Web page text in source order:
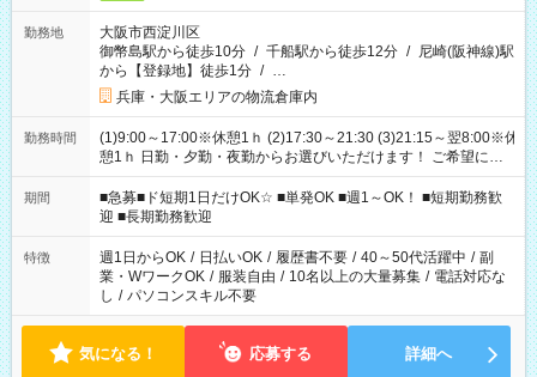
勤務地
大阪市西淀川区
御幣島駅から徒歩10分 / 千船駅から徒歩12分 / 尼崎(阪神線)駅
から【登録地】徒歩1分 / …
兵庫・大阪エリアの物流倉庫内
勤務時間
(1)9:00～17:00※休憩1ｈ (2)17:30～21:30 (3)21:15～翌8:00※休
憩1ｈ 日勤・夕勤・夜勤からお選びいただけます！ ご希望に合
わせて働けるお仕事です(*^^*) 【その他選べる勤務時間】 8-17
時/9-17時/9-18時/10-18時/11-21時/18-22時/20-翌4時/21-翌5
時/22-翌6時/0-翌8時 ご自身のご都合で選んで頂ける完全自由シ
フト！
期間
■急募■ド短期1日だけOK☆ ■単発OK ■週1～OK！ ■短期勤務歓
迎 ■長期勤務歓迎
特徴 週1日からOK / 日払いOK / 履歴書不要 / 40～50代活躍中 / 副
業・WワークOK / 服装自由 / 10名以上の大量募集 / 電話対応な
し / パソコンスキル不要
気になる！ 応募する 詳細へ